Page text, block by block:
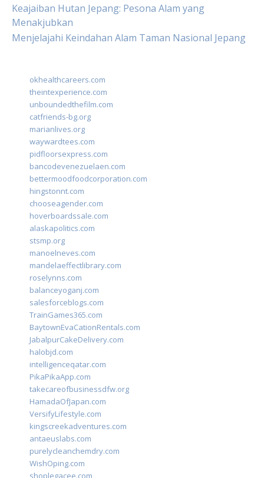
Keajaiban Hutan Jepang: Pesona Alam yang
Menakjubkan
Menjelajahi Keindahan Alam Taman Nasional Jepang
okhealthcareers.com
theintexperience.com
unboundedthefilm.com
catfriends-bg.org
marianlives.org
waywardtees.com
pidfloorsexpress.com
bancodevenezuelaen.com
bettermoodfoodcorporation.com
hingstonnt.com
chooseagender.com
hoverboardssale.com
alaskapolitics.com
stsmp.org
manoelneves.com
mandelaeffectlibrary.com
roselynns.com
balanceyoganj.com
salesforceblogs.com
TrainGames365.com
BaytownEvaCationRentals.com
JabalpurCakeDelivery.com
halobjd.com
intelligenceqatar.com
PikaPikaApp.com
takecareofbusinessdfw.org
HamadaOfJapan.com
VersifyLifestyle.com
kingscreekadventures.com
antaeuslabs.com
purelycleanchemdry.com
WishOping.com
shoplegacee.com